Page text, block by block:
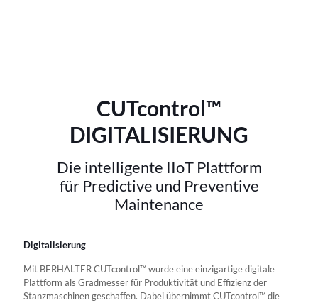
CUTcontrol™
DIGITALISIERUNG
Die intelligente IIoT Plattform
für Predictive und Preventive
Maintenance
Digitalisierung
Mit BERHALTER CUTcontrol™ wurde eine einzigartige digitale
Plattform als Gradmesser für Produktivität und Effizienz der
Stanzmaschinen geschaffen. Dabei übernimmt CUTcontrol™ die